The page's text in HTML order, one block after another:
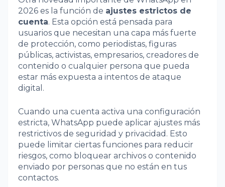
2026 es la función de ajustes estrictos de
cuenta. Esta opción está pensada para
usuarios que necesitan una capa más fuerte
de protección, como periodistas, figuras
públicas, activistas, empresarios, creadores de
contenido o cualquier persona que pueda
estar más expuesta a intentos de ataque
digital.
Cuando una cuenta activa una configuración
estricta, WhatsApp puede aplicar ajustes más
restrictivos de seguridad y privacidad. Esto
puede limitar ciertas funciones para reducir
riesgos, como bloquear archivos o contenido
enviado por personas que no están en tus
contactos.